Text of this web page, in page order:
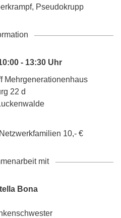
Pseudokrupp
- 13:30 Uhr
Mehrgenerationenhaus
22 d
10,- €
mit
Bona